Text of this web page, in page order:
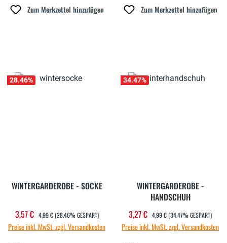
Zum Merkzettel hinzufügen Zum Merkzettel hinzufügen
28.46%
WINTERGARDEROBE - SOCKE
Verkaufspreis:
3,57 € REGULÄRER PREIS:
4,99 € (28.46% GESPART)
Preise inkl. MwSt. zzgl. Versandkosten
34.47%
WINTERGARDEROBE -
HANDSCHUH
Verkaufspreis:
3,27 € REGULÄRER PREIS:
4,99 €(34.47% GESPART)
Preise inkl. MwSt. zzgl. Versandkosten